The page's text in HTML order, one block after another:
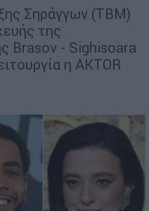
Σηράγγων (ΤΒΜ)
της
Brasov - Sighisoara
η AKTOR